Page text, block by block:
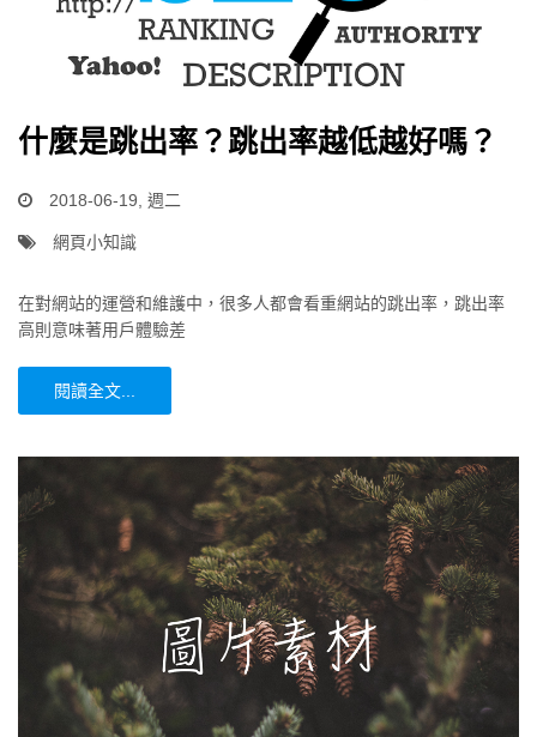
什麼是跳出率？跳出率越低越好嗎？
2018-06-19, 週二
網頁小知識
在對網站的運營和維護中，很多人都會看重網站的跳出率，跳出率
高則意味著用戶體驗差
閱讀全文...